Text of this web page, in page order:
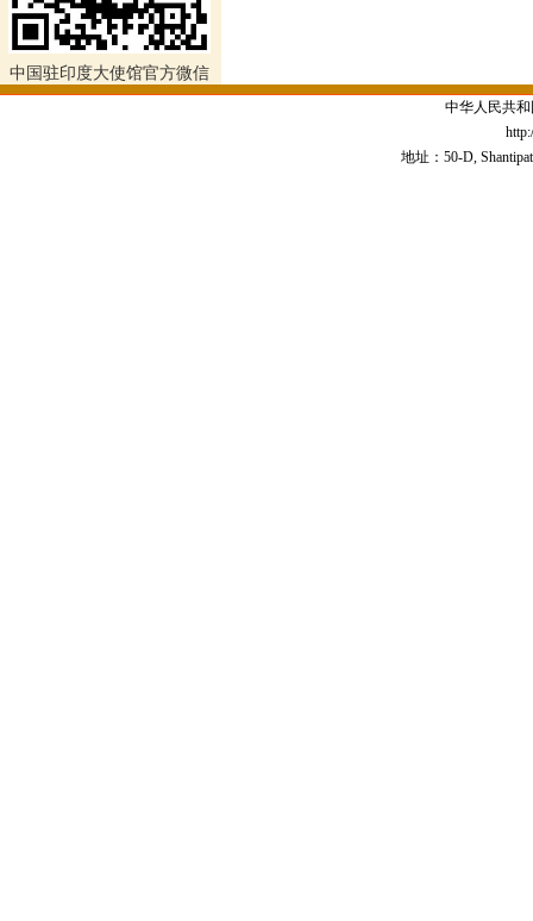
中国驻印度大使馆官方微信
中华人民共
地址：50-D,